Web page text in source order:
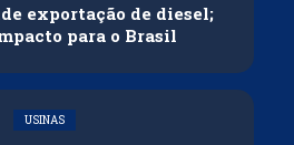
exportação de diesel;
para o Brasil
USINAS